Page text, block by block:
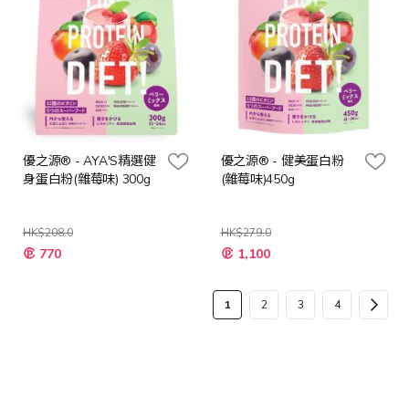
優之源® - AYA'S精選健
身蛋白粉(雜莓味) 300g
HK$208.0
特
殊 770
優之源® - 健美蛋白粉
(雜莓味)450g
HK$279.0
特
殊 1,100
頁
您
1
頁
2
頁
3
頁
4